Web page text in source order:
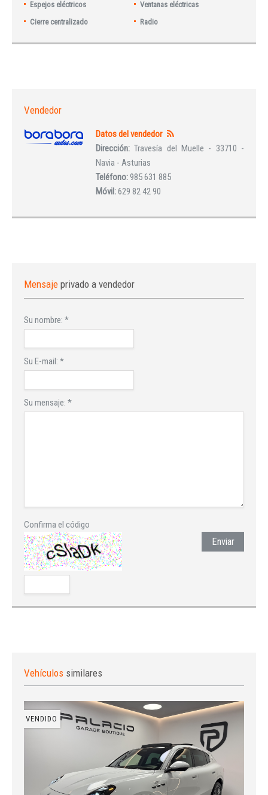
Espejos eléctricos
Ventanas eléctricas
Cierre centralizado
Radio
Vendedor
Datos del vendedor
Dirección:Travesía del Muelle - 33710 -
Navia - Asturias
Teléfono:985 631 885
Móvil:629 82 42 90
Mensaje privado a vendedor
Su nombre: *
Su E-mail: *
Su mensaje: *
Confirma el código
Enviar
Vehículos similares
VENDIDO